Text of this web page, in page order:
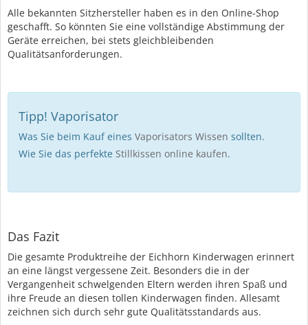
Alle bekannten Sitzhersteller haben es in den Online-Shop
geschafft. So könnten Sie eine vollständige Abstimmung der
Geräte erreichen, bei stets gleichbleibenden
Qualitätsanforderungen.
Tipp! Vaporisator
Was Sie beim Kauf eines Vaporisators Wissen sollten.
Wie Sie das perfekte Stillkissen online kaufen.
Das Fazit
Die gesamte Produktreihe der Eichhorn Kinderwagen erinnert
an eine längst vergessene Zeit. Besonders die in der
Vergangenheit schwelgenden Eltern werden ihren Spaß und
ihre Freude an diesen tollen Kinderwagen finden. Allesamt
zeichnen sich durch sehr gute Qualitätsstandards aus.